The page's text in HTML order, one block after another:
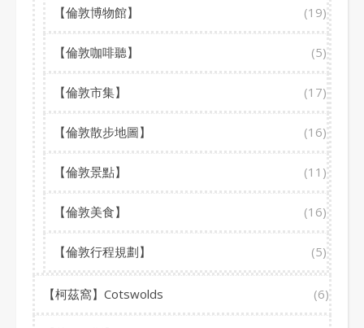
【倫敦博物館】 (19)
【倫敦咖啡聽】 (5)
【倫敦市集】 (17)
【倫敦散步地圖】 (16)
【倫敦景點】 (11)
【倫敦美食】 (16)
【倫敦行程規劃】 (5)
【柯茲窩】Cotswolds (6)